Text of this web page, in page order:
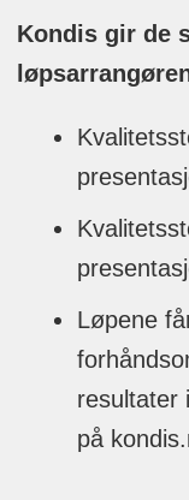
Kondis gir de
Løpene
resultater
på